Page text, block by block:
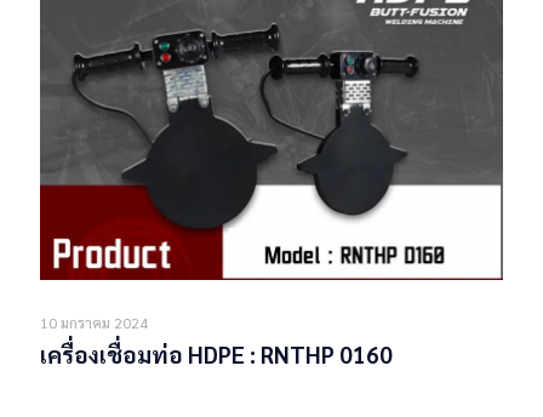
10 มกราคม 2024
เครื่องเชื่อมท่อ HDPE : RNTHP 0160